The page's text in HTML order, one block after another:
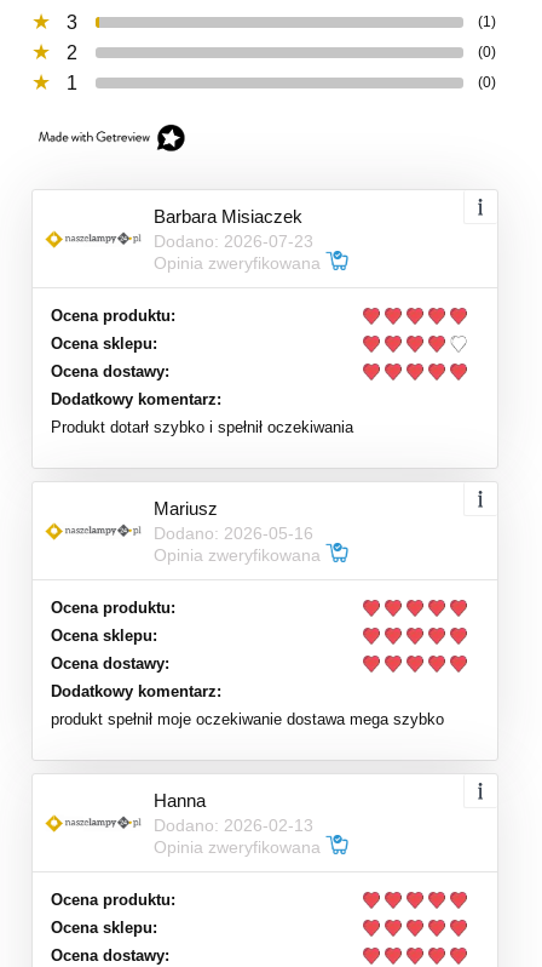
3
(1)
2 (0)
1 (0)
Barbara Misiaczek
Dodano: 2026-07-23
Opinia zweryfikowana
Ocena produktu:
Ocena sklepu:
Ocena dostawy:
Dodatkowy komentarz:
Produkt dotarł szybko i spełnił oczekiwania
Mariusz
Dodano: 2026-05-16
Opinia zweryfikowana
Ocena produktu:
Ocena sklepu:
Ocena dostawy:
Dodatkowy komentarz:
produkt spełnił moje oczekiwanie dostawa mega szybko
Hanna
Dodano: 2026-02-13
Opinia zweryfikowana
Ocena produktu:
Ocena sklepu:
Ocena dostawy: